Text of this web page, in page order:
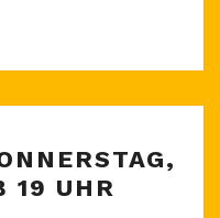
19 UHR